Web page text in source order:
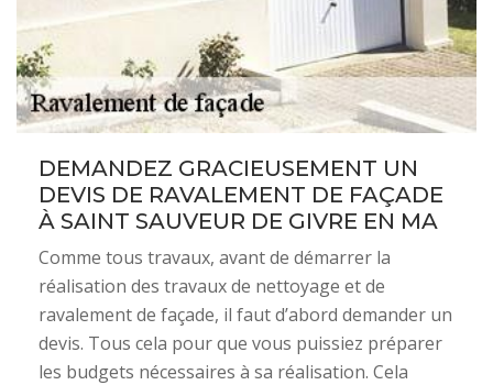
DEMANDEZ GRACIEUSEMENT UN
DEVIS DE RAVALEMENT DE FAÇADE
À SAINT SAUVEUR DE GIVRE EN MA
Comme tous travaux, avant de démarrer la
réalisation des travaux de nettoyage et de
ravalement de façade, il faut d’abord demander un
devis. Tous cela pour que vous puissiez préparer
les budgets nécessaires à sa réalisation. Cela